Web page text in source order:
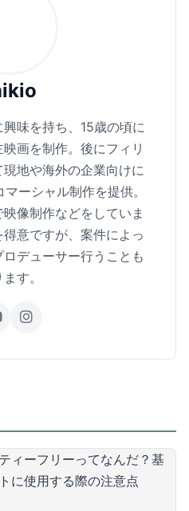
味を持ち、15歳の頃に
画を制作。後にフィリ
地や海外の企業向けに
ーシャル制作を提供。
像制作などをしていま
意ですが、案件によっ
デューサー行うことも
す。